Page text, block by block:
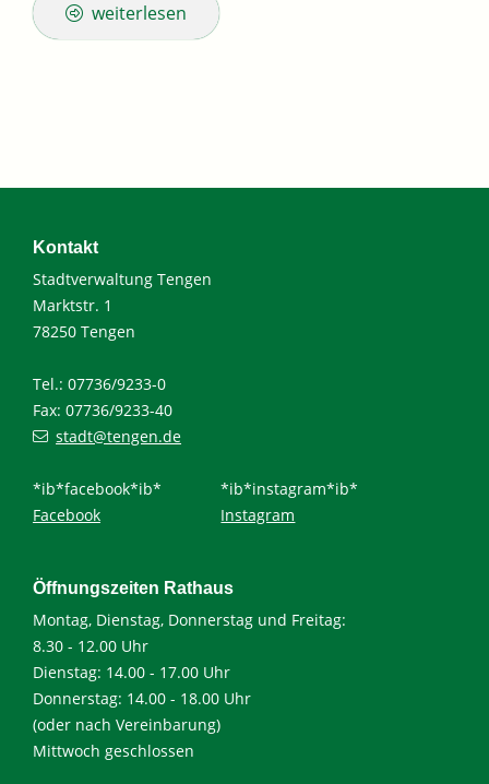
weiterlesen
Kontakt
Stadtverwaltung Tengen
Marktstr. 1
78250 Tengen
Tel.: 07736/9233-0
Fax: 07736/9233-40
stadt@tengen.de
*ib*facebook*ib*
Facebook
*ib*instagram*ib*
Instagram
Öffnungszeiten Rathaus
Montag, Dienstag, Donnerstag und Freitag:
8.30 - 12.00 Uhr
Dienstag: 14.00 - 17.00 Uhr
Donnerstag: 14.00 - 18.00 Uhr
(oder nach Vereinbarung)
Mittwoch geschlossen